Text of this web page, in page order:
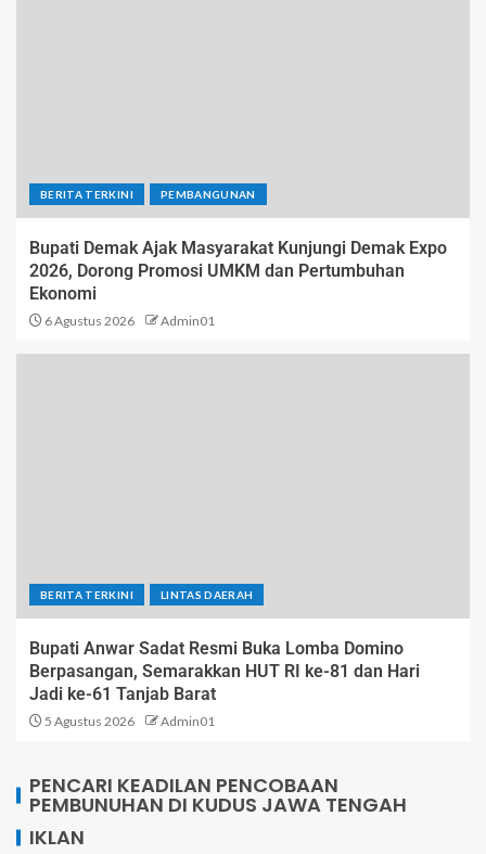
BERITA TERKINI PEMBANGUNAN
Bupati Demak Ajak Masyarakat Kunjungi Demak Expo
2026, Dorong Promosi UMKM dan Pertumbuhan
Ekonomi
6 Agustus 2026 Admin01
BERITA TERKINI LINTAS DAERAH
Bupati Anwar Sadat Resmi Buka Lomba Domino
Berpasangan, Semarakkan HUT RI ke-81 dan Hari
Jadi ke-61 Tanjab Barat
5 Agustus 2026 Admin01
PENCARI KEADILAN PENCOBAAN
PEMBUNUHAN DI KUDUS JAWA TENGAH
IKLAN